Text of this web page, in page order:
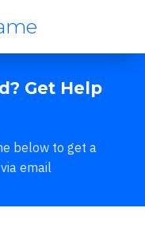
Get Help
below to get a
email